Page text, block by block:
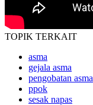
TOPIK TERKAIT
asma
gejala asma
pengobatan asma
ppok
sesak napas